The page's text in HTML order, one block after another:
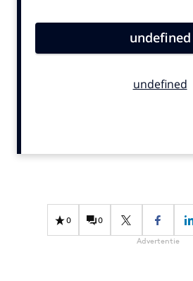
Carriere
Diversiteit
0 0
Advertentie